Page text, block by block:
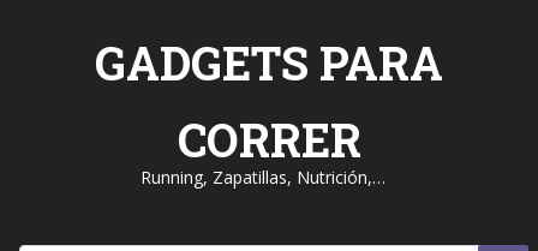
GADGETS PARA
CORRER
Running, Zapatillas, Nutrición,…